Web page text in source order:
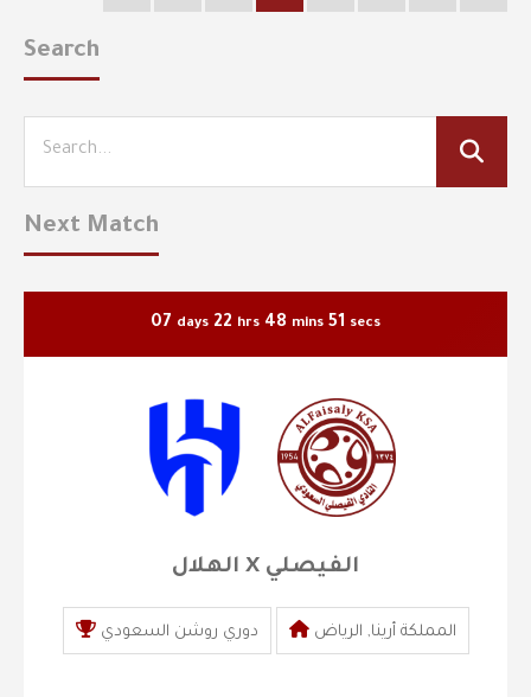
Search
Next Match
07 days 22 hrs 48 mins 50secs
الهلال X الفيصلي
دوري روشن السعودي المملكة أرينا, الرياض